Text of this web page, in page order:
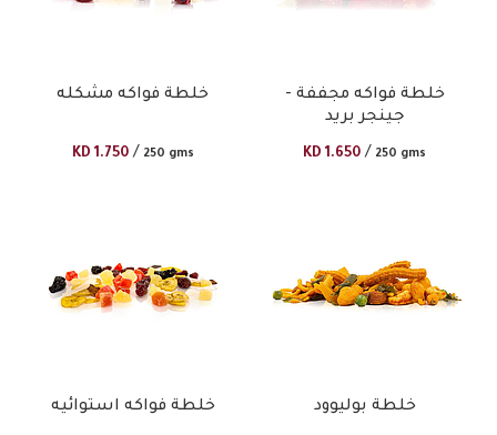
خلطة فواكه مشكله
KD 1.750 / 250 gms
خلطة فواكه مجففة -
جينجر بريد
KD 1.650 / 250 gms
خلطة فواكه استوائيه خلطة بوليوود